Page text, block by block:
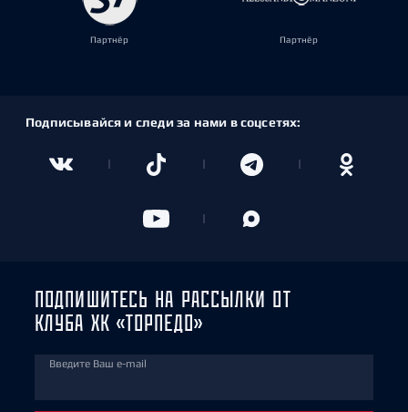
Партнёр Партнёр
Подписывайся и следи за нами в соцсетях:
ПОДПИШИТЕСЬ НА РАССЫЛКИ ОТ
КЛУБА ХК «ТОРПЕДО»
Введите Ваш e-mail